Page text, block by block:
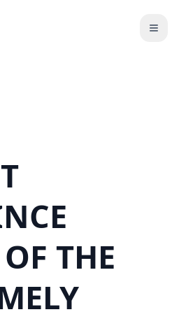
THE